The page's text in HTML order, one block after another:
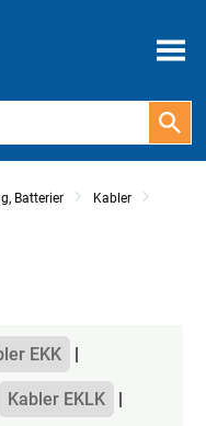
Meny
Batterier
Kabler
EKK
Kabler EKLK